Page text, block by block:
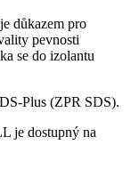
důkazem pro
pevnosti
se do izolantu
Plus (ZPR SDS).
je dostupný na